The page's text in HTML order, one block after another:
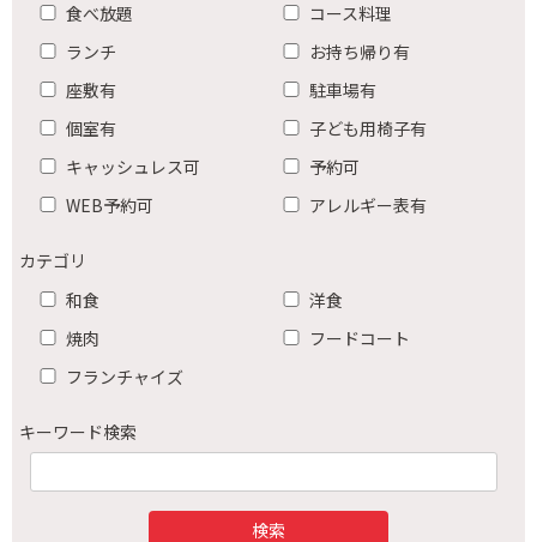
食べ放題
コース料理
ランチ
お持ち帰り有
座敷有
駐車場有
個室有
子ども用椅子有
キャッシュレス可
予約可
WEB予約可
アレルギー表有
カテゴリ
和食
洋食
焼肉
フードコート
フランチャイズ
キーワード検索